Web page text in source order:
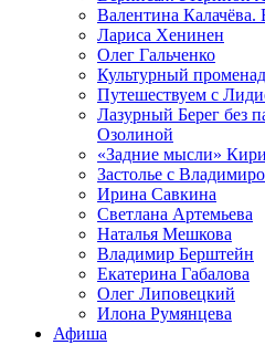
Валентина Калачёва.
Лариса Хенинен
Олег Гальченко
Культурный
Путешествуем с
Лазурный Берег без
Озолиной
«Задние мысли»
Застолье с
Ирина Савкина
Светлана Артемьева
Наталья Мешкова
Владимир Берштейн
Екатерина Габалова
Олег Липовецкий
Илона Румянцева
Афиша